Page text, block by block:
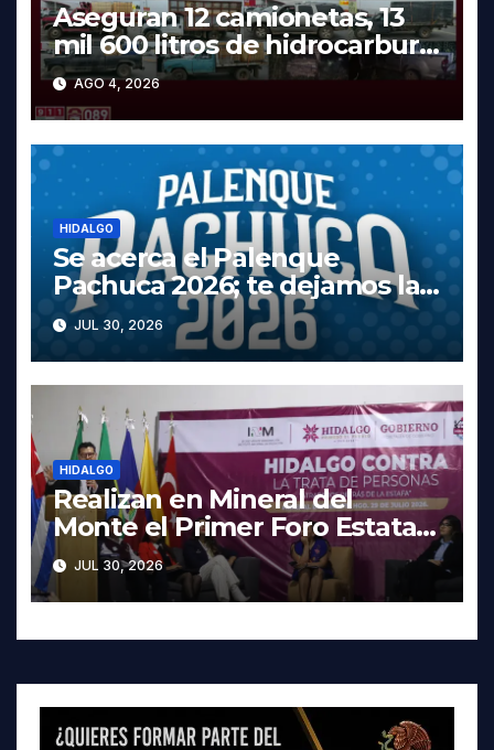
Aseguran 12 camionetas, 13
mil 600 litros de hidrocarburo
y dos vehículos robados en
Tula
AGO 4, 2026
HIDALGO
Se acerca el Palenque
Pachuca 2026; te dejamos la
cartelera completa, las fechas
y los precios
JUL 30, 2026
HIDALGO
Realizan en Mineral del
Monte el Primer Foro Estatal
contra la Trata de Personas
JUL 30, 2026